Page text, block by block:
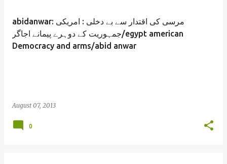
abidanwar: مرسی کی اقتدار سے بے دخلی : امریکی
جمہوریت کے دوہرے پیمانے اجاگر/egypt american
Democracy and arms/abid anwar
August 07, 2013
0